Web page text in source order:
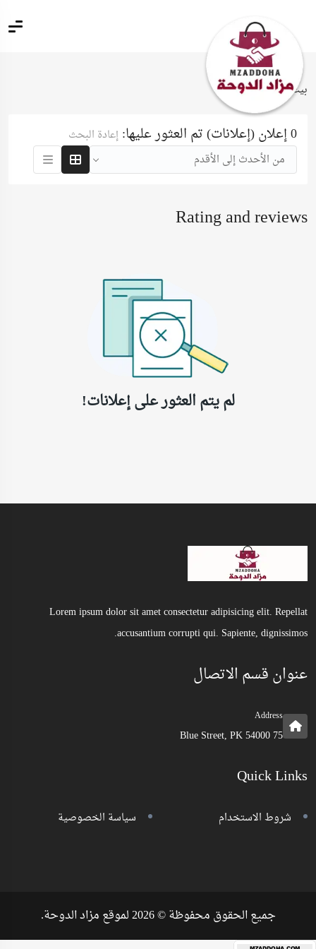
بيت الطيور ببغاء
0 إعلان (إعلانات) تم العثور عليها:
إعادة البحث
من الأحدث إلى الأقدم
Rating and reviews
لم يتم العثور على إعلانات!
Lorem ipsum dolor sit amet consectetur adipisicing elit. Repellat
accusantium corrupti qui. Sapiente, dignissimos.
عنوان قسم الاتصال
Address
75 Blue Street, PK 54000
Quick Links
شروط الاستخدام سياسة الخصوصية
جميع الحقوق محفوظة © 2026 لموقع مزاد الدوحة.